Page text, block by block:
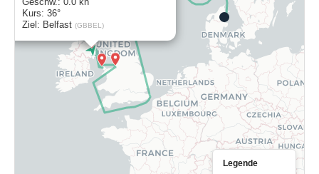
Kurs: 36°
Ziel: Belfast (GBBEL)
Legende